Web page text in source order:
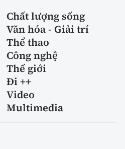
Chất lượng sống
Văn hóa - Giải trí
Thể thao
Công nghệ
Thế giới
Đi ++
Video
Multimedia